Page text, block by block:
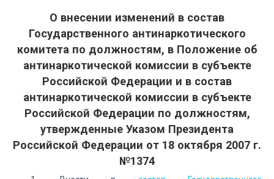
О внесении изменений в состав
Государственного антинаркотического
комитета по должностям, в Положение об
антинаркотической комиссии в субъекте
Российской Федерации и в состав
антинаркотической комиссии в субъекте
Российской Федерации по должностям,
утвержденные Указом Президента
Российской Федерации от 18 октября 2007 г.
№1374